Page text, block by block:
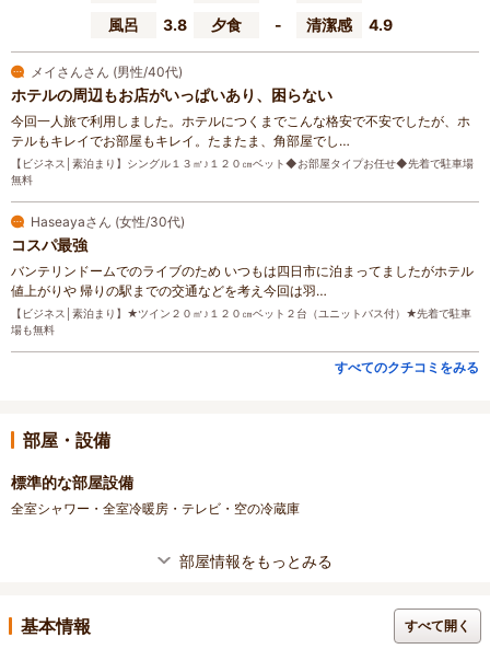
風呂
3.8 夕食 - 清潔感 4.9
メイさんさん (男性/40代)
ホテルの周辺もお店がいっぱいあり、困らない
今回一人旅で利用しました。ホテルにつくまでこんな格安で不安でしたが、ホ
テルもキレイでお部屋もキレイ。たまたま、角部屋でし…
【ビジネス│素泊まり】シングル１３㎡♪１２０㎝ベット◆お部屋タイプお任せ◆先着で駐車場
無料
Haseayaさん (女性/30代)
コスパ最強
バンテリンドームでのライブのため いつもは四日市に泊まってましたがホテル
値上がりや 帰りの駅までの交通などを考え今回は羽…
【ビジネス│素泊まり】★ツイン２０㎡♪１２０㎝ベット２台（ユニットバス付）★先着で駐車
場も無料
すべてのクチコミをみる
部屋・設備
標準的な部屋設備
全室シャワー・全室冷暖房・テレビ・空の冷蔵庫
部屋情報をもっとみる
基本情報 すべて開く